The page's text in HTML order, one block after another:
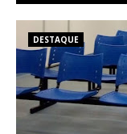
DESTAQUE